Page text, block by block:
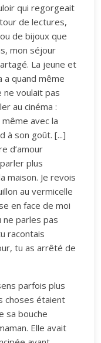
qui regorgeait
de lectures,
de bijoux que
mon séjour
La jeune et
a quand même
ne voulait pas
au cinéma :
avec la
à son goût. [...]
d’amour
plus
maison. Je revois
au vermicelle
en face de moi
ne parles pas
racontais
tu as arrêté de
parfois plus
choses étaient
sa bouche
Elle avait